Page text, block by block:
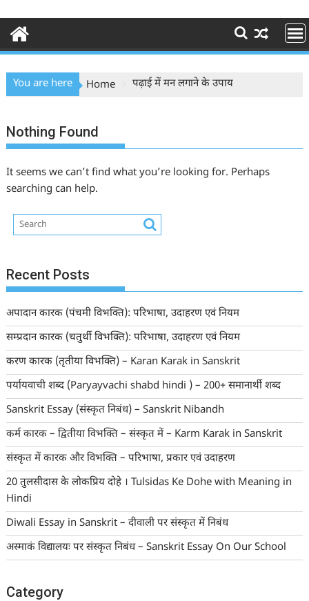
You are here Home पढ़ाई में मन लगाने के उपाय
Nothing Found
It seems we can’t find what you’re looking for. Perhaps
searching can help.
Recent Posts
अपादान कारक (पंचमी विभक्ति): परिभाषा, उदाहरण एवं नियम
सम्प्रदान कारक (चतुर्थी विभक्ति): परिभाषा, उदाहरण एवं नियम
करण कारक (तृतीया विभक्ति) – Karan Karak in Sanskrit
पर्यायवाची शब्द (Paryayvachi shabd hindi ) – 200+ समानार्थी शब्द
Sanskrit Essay (संस्कृत निबंध) – Sanskrit Nibandh
कर्म कारक – द्वितीया विभक्ति – संस्कृत में – Karm Karak in Sanskrit
संस्कृत में कारक और विभक्ति – परिभाषा, प्रकार एवं उदाहरण
20 तुलसीदास के लोकप्रिय दोहे । Tulsidas Ke Dohe with Meaning in
Hindi
Diwali Essay in Sanskrit – दीवाली पर संस्कृत में निबंध
अस्माकं विद्यालयः पर संस्कृत निबंध – Sanskrit Essay On Our School
Category